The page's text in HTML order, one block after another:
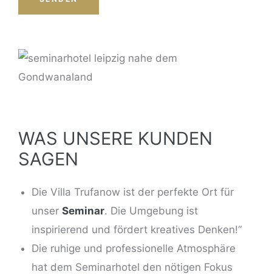
WAS UNSERE KUNDEN
SAGEN
Die Villa Trufanow ist der perfekte Ort für
unserSeminar. Die Umgebung ist
inspirierend und fördert kreatives Denken!“
Die ruhige und professionelle Atmosphäre
hat dem Seminarhotel den nötigen Fokus